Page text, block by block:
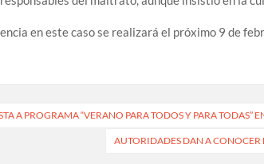
en este caso se realizará el próximo 9 de
A PROGRAMA “VERANO PARA TODOS Y PARA TODAS”
AUTORIDADES DAN A CONOCER